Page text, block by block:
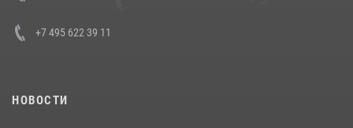
+7 495 622 39 11
НОВОСТИ